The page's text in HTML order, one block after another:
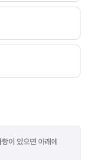
이 있으면 아래에